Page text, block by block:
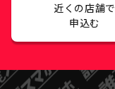
近くの店舗で
申込む